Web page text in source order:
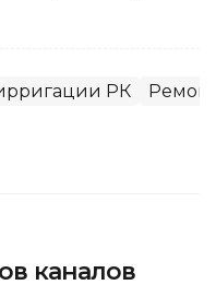
РК Ремонт
каналов